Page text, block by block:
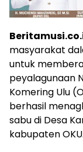
masyarakat
untuk
peyalagunaan
Komering Ulu
berhasil
sabu di Desa
kabupaten OKU.